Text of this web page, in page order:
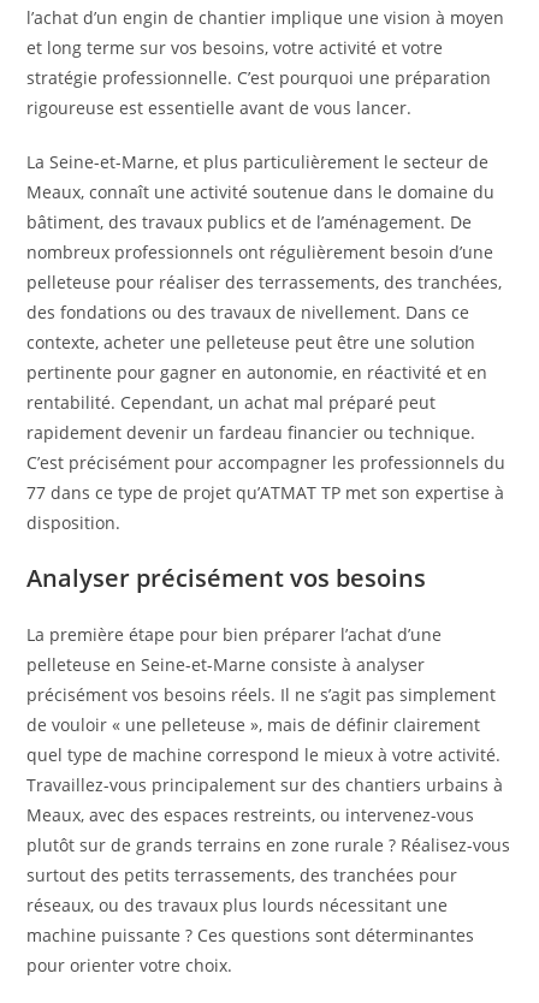
l’achat d’un engin de chantier implique une vision à moyen
et long terme sur vos besoins, votre activité et votre
stratégie professionnelle. C’est pourquoi une préparation
rigoureuse est essentielle avant de vous lancer.
La Seine-et-Marne, et plus particulièrement le secteur de
Meaux, connaît une activité soutenue dans le domaine du
bâtiment, des travaux publics et de l’aménagement. De
nombreux professionnels ont régulièrement besoin d’une
pelleteuse pour réaliser des terrassements, des tranchées,
des fondations ou des travaux de nivellement. Dans ce
contexte, acheter une pelleteuse peut être une solution
pertinente pour gagner en autonomie, en réactivité et en
rentabilité. Cependant, un achat mal préparé peut
rapidement devenir un fardeau financier ou technique.
C’est précisément pour accompagner les professionnels du
77 dans ce type de projet qu’ATMAT TP met son expertise à
disposition.
Analyser précisément vos besoins
La première étape pour bien préparer l’achat d’une
pelleteuse en Seine-et-Marne consiste à analyser
précisément vos besoins réels. Il ne s’agit pas simplement
de vouloir « une pelleteuse », mais de définir clairement
quel type de machine correspond le mieux à votre activité.
Travaillez-vous principalement sur des chantiers urbains à
Meaux, avec des espaces restreints, ou intervenez-vous
plutôt sur de grands terrains en zone rurale ? Réalisez-vous
surtout des petits terrassements, des tranchées pour
réseaux, ou des travaux plus lourds nécessitant une
machine puissante ? Ces questions sont déterminantes
pour orienter votre choix.